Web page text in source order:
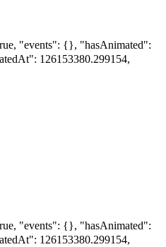
"events": {}, "hasAnimated":
126153380.299154,
"events": {}, "hasAnimated":
126153380.299154,